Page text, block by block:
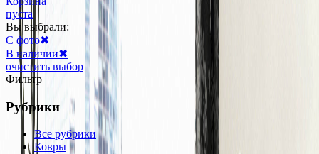
пуста
Вы выбрали:
С фото✖
В наличии✖
очистить выбор
Фильтр
Рубрики
Все рубрики
Ковры